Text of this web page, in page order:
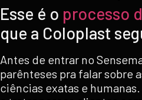
Esse é o processo
que a Coloplast
Antes de entrar no
parênteses pra falar sobre
ciências exatas e